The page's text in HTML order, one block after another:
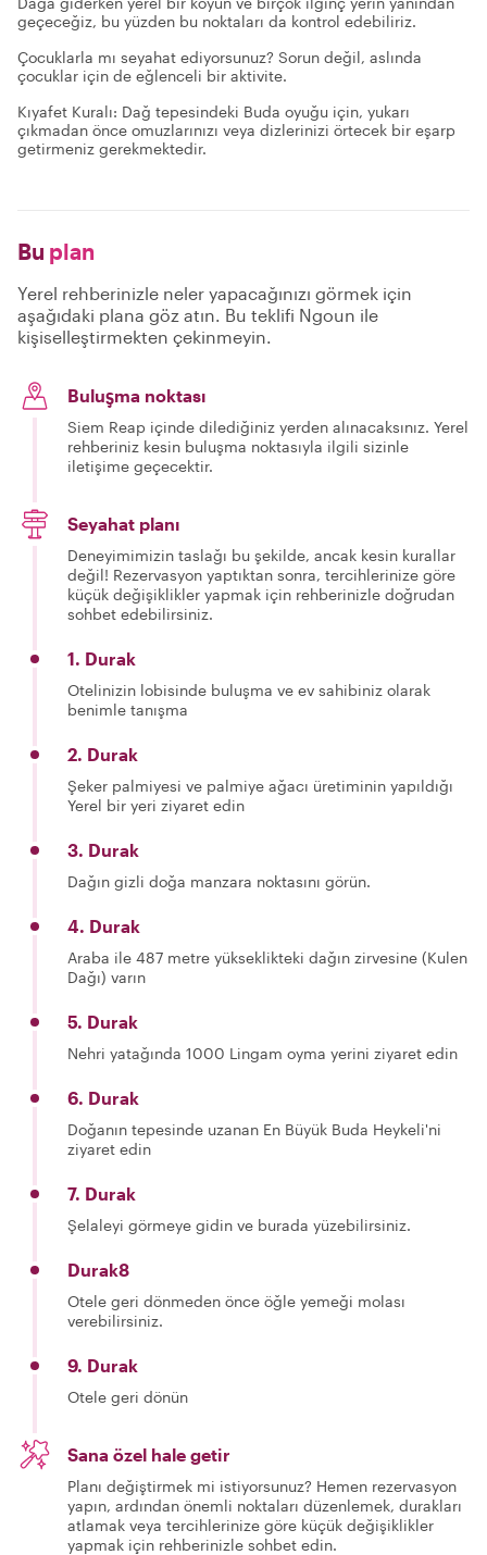
geçeceğiz, bu yüzden bu noktaları da kontrol edebiliriz.
Çocuklarla mı seyahat ediyorsunuz? Sorun değil, aslında
çocuklar için de eğlenceli bir aktivite.
Kıyafet Kuralı: Dağ tepesindeki Buda oyuğu için, yukarı
çıkmadan önce omuzlarınızı veya dizlerinizi örtecek bir eşarp
getirmeniz gerekmektedir.
Bu plan
Yerel rehberinizle neler yapacağınızı görmek için
aşağıdaki plana göz atın. Bu teklifi Ngoun ile
kişiselleştirmekten çekinmeyin.
Buluşma noktası
Siem Reap içinde dilediğiniz yerden alınacaksınız. Yerel
rehberiniz kesin buluşma noktasıyla ilgili sizinle
iletişime geçecektir.
Seyahat planı
Deneyimimizin taslağı bu şekilde, ancak kesin kurallar
değil! Rezervasyon yaptıktan sonra, tercihlerinize göre
küçük değişiklikler yapmak için rehberinizle doğrudan
sohbet edebilirsiniz.
1. Durak
Otelinizin lobisinde buluşma ve ev sahibiniz olarak
benimle tanışma
2. Durak
Şeker palmiyesi ve palmiye ağacı üretiminin yapıldığı
Yerel bir yeri ziyaret edin
3. Durak
Dağın gizli doğa manzara noktasını görün.
4. Durak
Araba ile 487 metre yükseklikteki dağın zirvesine (Kulen
Dağı) varın
5. Durak
Nehri yatağında 1000 Lingam oyma yerini ziyaret edin
6. Durak
Doğanın tepesinde uzanan En Büyük Buda Heykeli'ni
ziyaret edin
7. Durak
Şelaleyi görmeye gidin ve burada yüzebilirsiniz.
Durak8
Otele geri dönmeden önce öğle yemeği molası
verebilirsiniz.
9. Durak
Otele geri dönün
Sana özel hale getir
Planı değiştirmek mi istiyorsunuz? Hemen rezervasyon
yapın, ardından önemli noktaları düzenlemek, durakları
atlamak veya tercihlerinize göre küçük değişiklikler
yapmak için rehberinizle sohbet edin.